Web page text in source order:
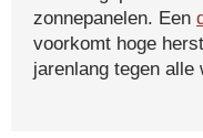
zonnepanelen. Een
voorkomt hoge
jarenlang tegen alle